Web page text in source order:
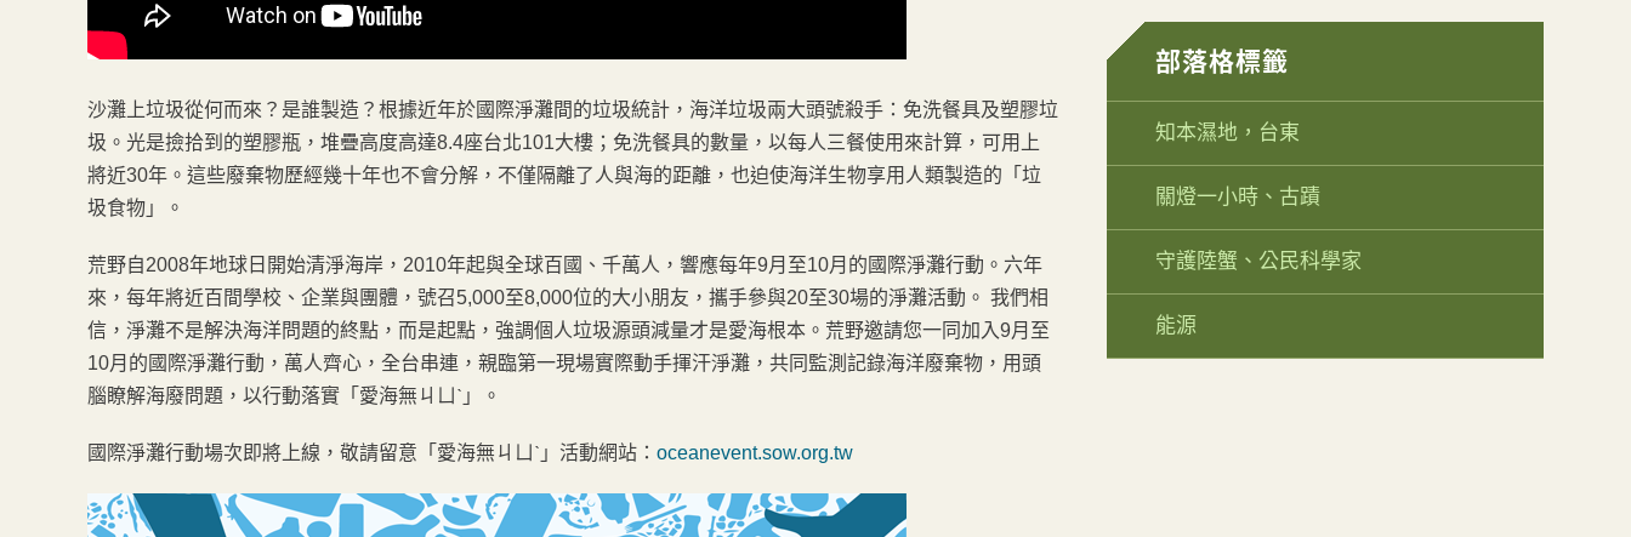
沙灘上垃圾從何而來？是誰製造？根據近年於國際淨灘間的垃圾統計，海洋垃圾兩大頭號殺手：免洗餐具及塑膠垃
圾。光是撿拾到的塑膠瓶，堆疊高度高達8.4座台北101大樓；免洗餐具的數量，以每人三餐使用來計算，可用上
將近30年。這些廢棄物歷經幾十年也不會分解，不僅隔離了人與海的距離，也迫使海洋生物享用人類製造的「垃
圾食物」。
荒野自2008年地球日開始清淨海岸，2010年起與全球百國、千萬人，響應每年9月至10月的國際淨灘行動。六年
來，每年將近百間學校、企業與團體，號召5,000至8,000位的大小朋友，攜手參與20至30場的淨灘活動。 我們相
信，淨灘不是解決海洋問題的終點，而是起點，強調個人垃圾源頭減量才是愛海根本。荒野邀請您一同加入9月至
10月的國際淨灘行動，萬人齊心，全台串連，親臨第一現場實際動手揮汗淨灘，共同監測記錄海洋廢棄物，用頭
腦瞭解海廢問題，以行動落實「愛海無ㄐㄩˋ」。
國際淨灘行動場次即將上線，敬請留意「愛海無ㄐㄩˋ」活動網站： oceanevent.sow.org.tw
部落格標籤
知本濕地，台東
關燈一小時、古蹟
守護陸蟹、公民科學家
能源